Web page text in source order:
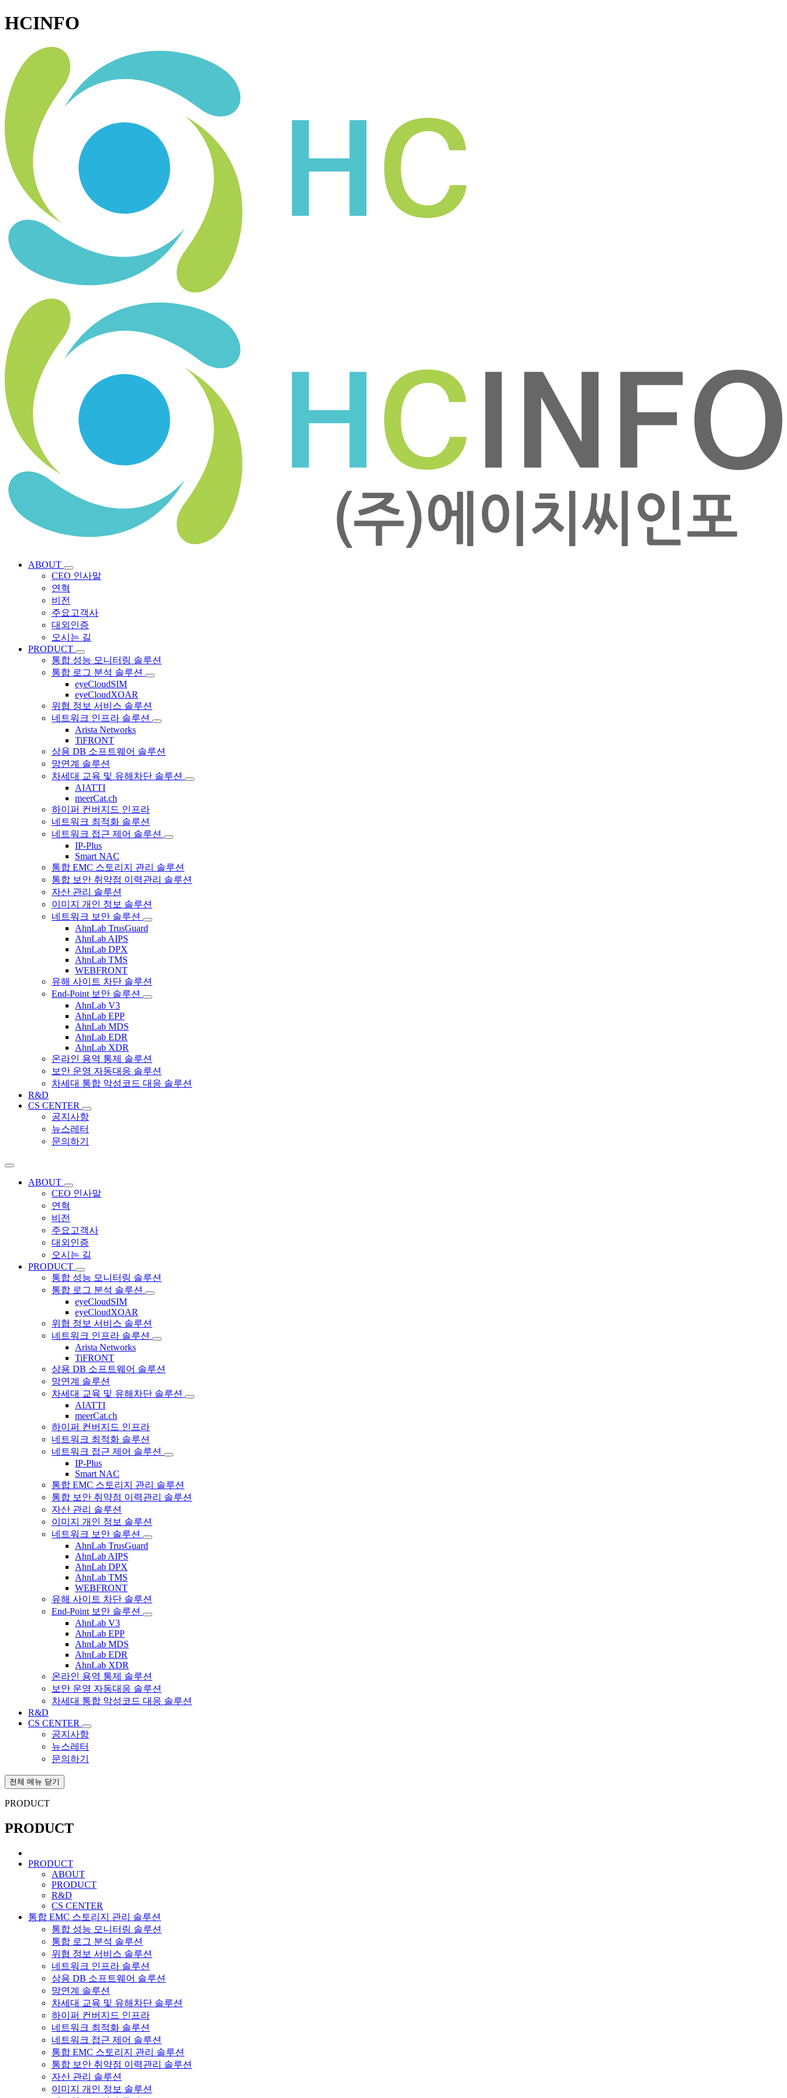
HCINFO
ABOUT
CEO 인사말
연혁
비전
주요고객사
대외인증
오시는 길
PRODUCT
통합 성능 모니터링 솔루션
통합 로그 분석 솔루션
eyeCloudSIM
eyeCloudXOAR
위협 정보 서비스 솔루션
네트워크 인프라 솔루션
Arista Networks
TiFRONT
상용 DB 소프트웨어 솔루션
망연계 솔루션
차세대 교육 및 유해차단 솔루션
AIATTI
meerCat.ch
하이퍼 컨버지드 인프라
네트워크 최적화 솔루션
네트워크 접근 제어 솔루션
IP-Plus
Smart NAC
통합 EMC 스토리지 관리 솔루션
통합 보안 취약점 이력관리 솔루션
자산 관리 솔루션
이미지 개인 정보 솔루션
네트워크 보안 솔루션
AhnLab TrusGuard
AhnLab AIPS
AhnLab DPX
AhnLab TMS
WEBFRONT
유해 사이트 차단 솔루션
End-Point 보안 솔루션
AhnLab V3
AhnLab EPP
AhnLab MDS
AhnLab EDR
AhnLab XDR
온라인 용역 통제 솔루션
보안 운영 자동대응 솔루션
차세대 통합 악성코드 대응 솔루션
R&D
CS CENTER
공지사항
뉴스레터
문의하기
ABOUT
CEO 인사말
연혁
비전
주요고객사
대외인증
오시는 길
PRODUCT
통합 성능 모니터링 솔루션
통합 로그 분석 솔루션
eyeCloudSIM
eyeCloudXOAR
위협 정보 서비스 솔루션
네트워크 인프라 솔루션
Arista Networks
TiFRONT
상용 DB 소프트웨어 솔루션
망연계 솔루션
차세대 교육 및 유해차단 솔루션
AIATTI
meerCat.ch
하이퍼 컨버지드 인프라
네트워크 최적화 솔루션
네트워크 접근 제어 솔루션
IP-Plus
Smart NAC
통합 EMC 스토리지 관리 솔루션
통합 보안 취약점 이력관리 솔루션
자산 관리 솔루션
이미지 개인 정보 솔루션
네트워크 보안 솔루션
AhnLab TrusGuard
AhnLab AIPS
AhnLab DPX
AhnLab TMS
WEBFRONT
유해 사이트 차단 솔루션
End-Point 보안 솔루션
AhnLab V3
AhnLab EPP
AhnLab MDS
AhnLab EDR
AhnLab XDR
온라인 용역 통제 솔루션
보안 운영 자동대응 솔루션
차세대 통합 악성코드 대응 솔루션
R&D
CS CENTER
공지사항
뉴스레터
문의하기
전체 메뉴 닫기
PRODUCT
PRODUCT
PRODUCT
ABOUT
PRODUCT
R&D
CS CENTER
통합 EMC 스토리지 관리 솔루션
통합 성능 모니터링 솔루션
통합 로그 분석 솔루션
위협 정보 서비스 솔루션
네트워크 인프라 솔루션
상용 DB 소프트웨어 솔루션
망연계 솔루션
차세대 교육 및 유해차단 솔루션
하이퍼 컨버지드 인프라
네트워크 최적화 솔루션
네트워크 접근 제어 솔루션
통합 EMC 스토리지 관리 솔루션
통합 보안 취약점 이력관리 솔루션
자산 관리 솔루션
이미지 개인 정보 솔루션